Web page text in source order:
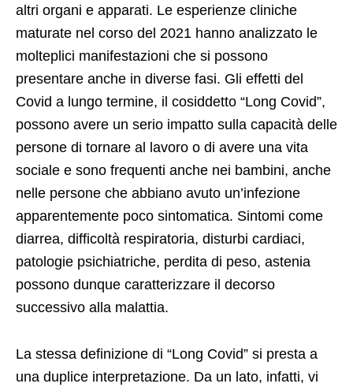
altri organi e apparati. Le esperienze cliniche
maturate nel corso del 2021 hanno analizzato le
molteplici manifestazioni che si possono
presentare anche in diverse fasi. Gli effetti del
Covid a lungo termine, il cosiddetto “Long Covid”,
possono avere un serio impatto sulla capacità delle
persone di tornare al lavoro o di avere una vita
sociale e sono frequenti anche nei bambini, anche
nelle persone che abbiano avuto un’infezione
apparentemente poco sintomatica. Sintomi come
diarrea, difficoltà respiratoria, disturbi cardiaci,
patologie psichiatriche, perdita di peso, astenia
possono dunque caratterizzare il decorso
successivo alla malattia.
La stessa definizione di “Long Covid” si presta a
una duplice interpretazione. Da un lato, infatti, vi